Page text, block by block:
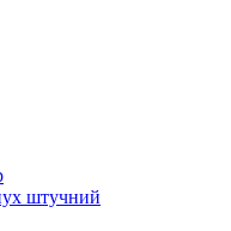
штучний